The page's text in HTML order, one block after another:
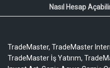
Nasıl Hesap
TradeMaster, TradeMaster
TradeMaster İş Yatırım,